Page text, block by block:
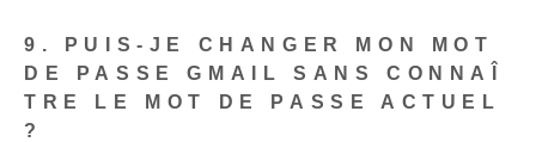
9. PUIS-JE CHANGER MON MOT
DE PASSE GMAIL SANS CONNAÎ
TRE LE MOT DE PASSE ACTUEL
?